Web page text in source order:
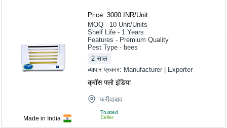
Made in India
Price: 3000 INR/Unit
MOQ - 10 Unit/Units
Shelf Life - 1 Years
Features - Premium Quality
Pest Type - bees
2 साल
व्यापार प्रकार: Manufacturer | Exporter
क्रॉस फ्लो इंडिया
फरीदाबाद
Trusted
Seller